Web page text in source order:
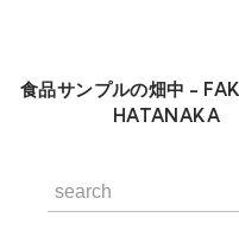
食品サンプルの畑中 -
HATANAKA